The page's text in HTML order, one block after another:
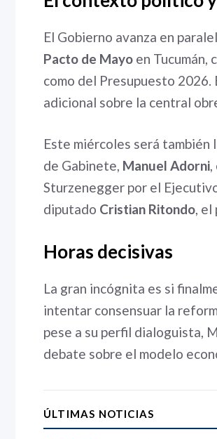
El Gobierno avanza en
Pacto de Mayo en
como del Presupuesto
adicional sobre la central
Este miércoles será
de Gabinete, Manuel Adorni,
Sturzenegger por el
diputado Cristian Ritondo, el
Horas decisivas
La gran incógnita es si
intentar consensuar la
pese a su perfil dialoguista,
debate sobre el modelo
ÚLTIMAS NOTICIAS